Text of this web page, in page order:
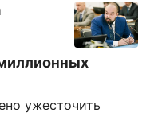
ужесточить